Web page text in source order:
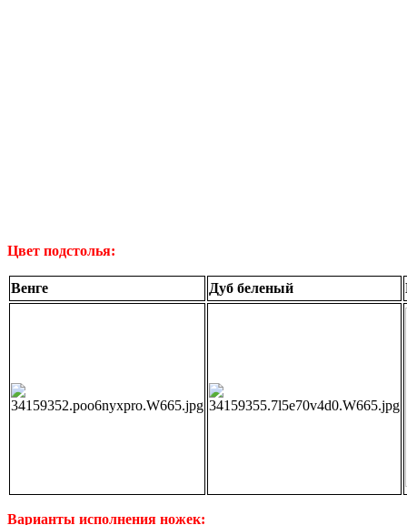
Цвет подстолья:
Венге Дуб беленый
Варианты исполнения ножек: